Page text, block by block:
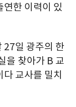
연한 이력이 있
27일 광주의 한
을 찾아가 B 교
교사를 밀치